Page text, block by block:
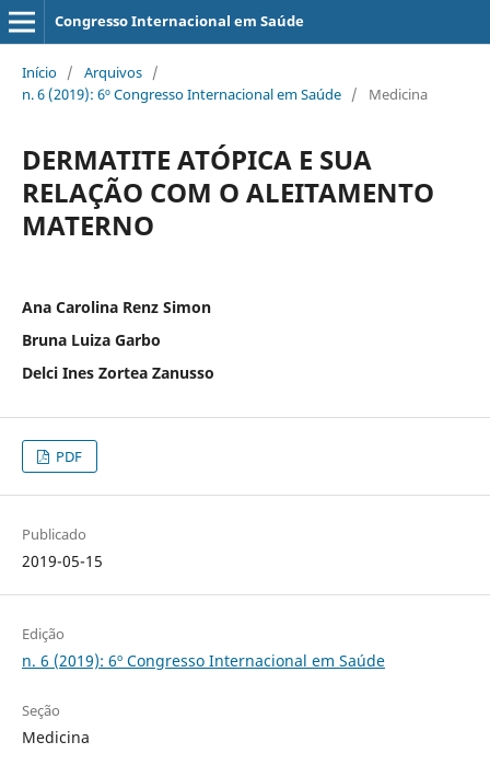
Congresso Internacional em Saúde
Início / Arquivos /
n. 6 (2019): 6º Congresso Internacional em Saúde / Medicina
DERMATITE ATÓPICA E SUA
RELAÇÃO COM O ALEITAMENTO
MATERNO
Ana Carolina Renz Simon
Bruna Luiza Garbo
Delci Ines Zortea Zanusso
PDF
Publicado
2019-05-15
Edição
n. 6 (2019): 6º Congresso Internacional em Saúde
Seção
Medicina